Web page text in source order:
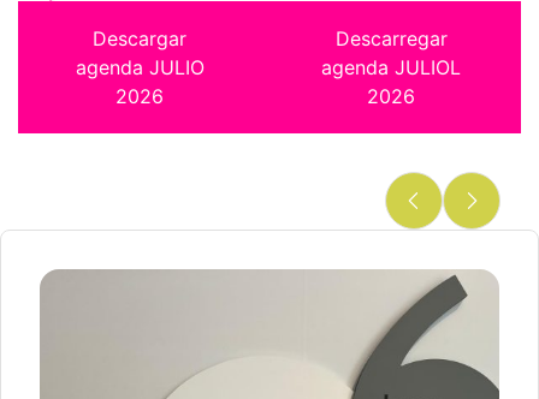
Descargar
agenda JULIO
2026
Descarregar
agenda JULIOL
2026